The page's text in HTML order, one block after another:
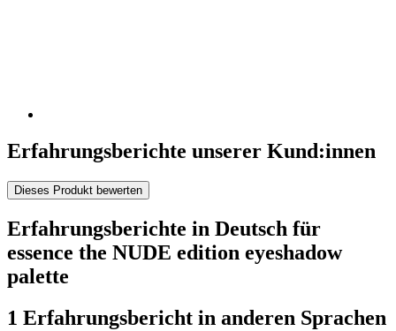
Erfahrungsberichte unserer Kund:innen
Dieses Produkt bewerten
Erfahrungsberichte in Deutsch für
essence the NUDE edition eyeshadow
palette
1 Erfahrungsbericht in anderen Sprachen